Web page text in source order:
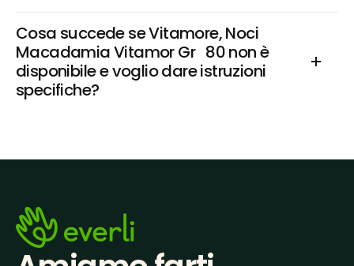
Cosa succede se Vitamore, Noci
Macadamia Vitamor Gr   80 non è
disponibile e voglio dare istruzioni
specifiche?